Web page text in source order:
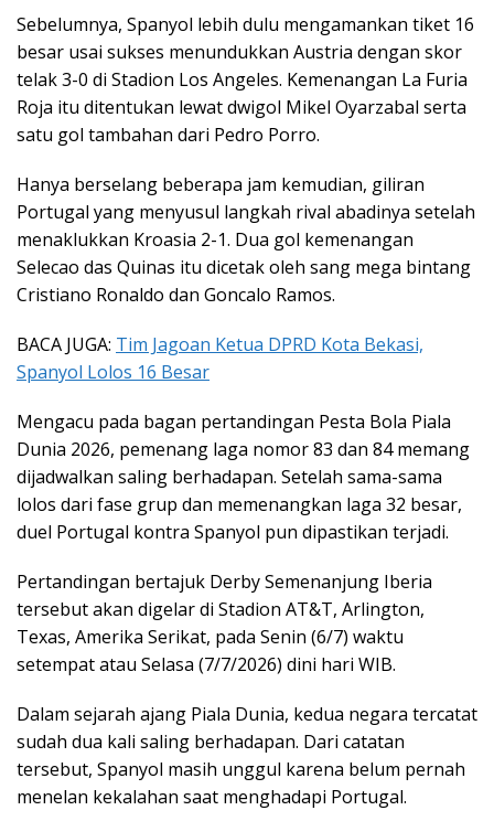
Sebelumnya, Spanyol lebih dulu mengamankan tiket 16
besar usai sukses menundukkan Austria dengan skor
telak 3-0 di Stadion Los Angeles. Kemenangan La Furia
Roja itu ditentukan lewat dwigol Mikel Oyarzabal serta
satu gol tambahan dari Pedro Porro.
Hanya berselang beberapa jam kemudian, giliran
Portugal yang menyusul langkah rival abadinya setelah
menaklukkan Kroasia 2-1. Dua gol kemenangan
Selecao das Quinas itu dicetak oleh sang mega bintang
Cristiano Ronaldo dan Goncalo Ramos.
BACA JUGA: Tim Jagoan Ketua DPRD Kota Bekasi,
Spanyol Lolos 16 Besar
Mengacu pada bagan pertandingan Pesta Bola Piala
Dunia 2026, pemenang laga nomor 83 dan 84 memang
dijadwalkan saling berhadapan. Setelah sama-sama
lolos dari fase grup dan memenangkan laga 32 besar,
duel Portugal kontra Spanyol pun dipastikan terjadi.
Pertandingan bertajuk Derby Semenanjung Iberia
tersebut akan digelar di Stadion AT&T, Arlington,
Texas, Amerika Serikat, pada Senin (6/7) waktu
setempat atau Selasa (7/7/2026) dini hari WIB.
Dalam sejarah ajang Piala Dunia, kedua negara tercatat
sudah dua kali saling berhadapan. Dari catatan
tersebut, Spanyol masih unggul karena belum pernah
menelan kekalahan saat menghadapi Portugal.